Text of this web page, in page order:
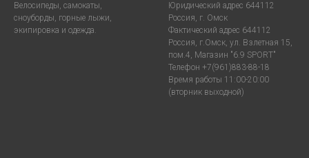
Велосипеды, самокаты,
сноуборды, горные лыжи,
экипировка и одежда.
Юридический адрес 644112
Россия, г. Омск
Фактический адрес 644112
Россия, г.Омск, ул. Взлетная 15,
пом.4, Магазин "6.9 SPORT"
Телефон +7(961)883-88-18
Время работы 11:00-20:00
(вторник выходной)